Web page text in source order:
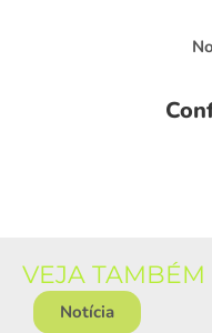
VEJA TAMBÉM
Notícia